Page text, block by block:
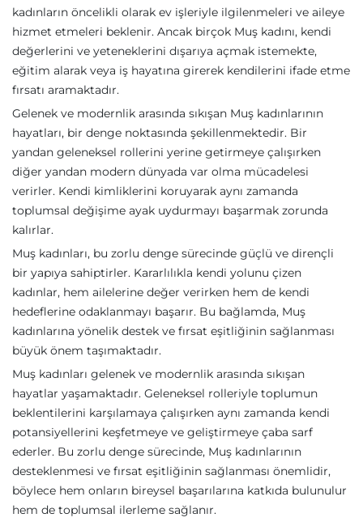
kadınların öncelikli olarak ev işleriyle ilgilenmeleri ve aileye
hizmet etmeleri beklenir. Ancak birçok Muş kadını, kendi
değerlerini ve yeteneklerini dışarıya açmak istemekte,
eğitim alarak veya iş hayatına girerek kendilerini ifade etme
fırsatı aramaktadır.
Gelenek ve modernlik arasında sıkışan Muş kadınlarının
hayatları, bir denge noktasında şekillenmektedir. Bir
yandan geleneksel rollerini yerine getirmeye çalışırken
diğer yandan modern dünyada var olma mücadelesi
verirler. Kendi kimliklerini koruyarak aynı zamanda
toplumsal değişime ayak uydurmayı başarmak zorunda
kalırlar.
Muş kadınları, bu zorlu denge sürecinde güçlü ve dirençli
bir yapıya sahiptirler. Kararlılıkla kendi yolunu çizen
kadınlar, hem ailelerine değer verirken hem de kendi
hedeflerine odaklanmayı başarır. Bu bağlamda, Muş
kadınlarına yönelik destek ve fırsat eşitliğinin sağlanması
büyük önem taşımaktadır.
Muş kadınları gelenek ve modernlik arasında sıkışan
hayatlar yaşamaktadır. Geleneksel rolleriyle toplumun
beklentilerini karşılamaya çalışırken aynı zamanda kendi
potansiyellerini keşfetmeye ve geliştirmeye çaba sarf
ederler. Bu zorlu denge sürecinde, Muş kadınlarının
desteklenmesi ve fırsat eşitliğinin sağlanması önemlidir,
böylece hem onların bireysel başarılarına katkıda bulunulur
hem de toplumsal ilerleme sağlanır.